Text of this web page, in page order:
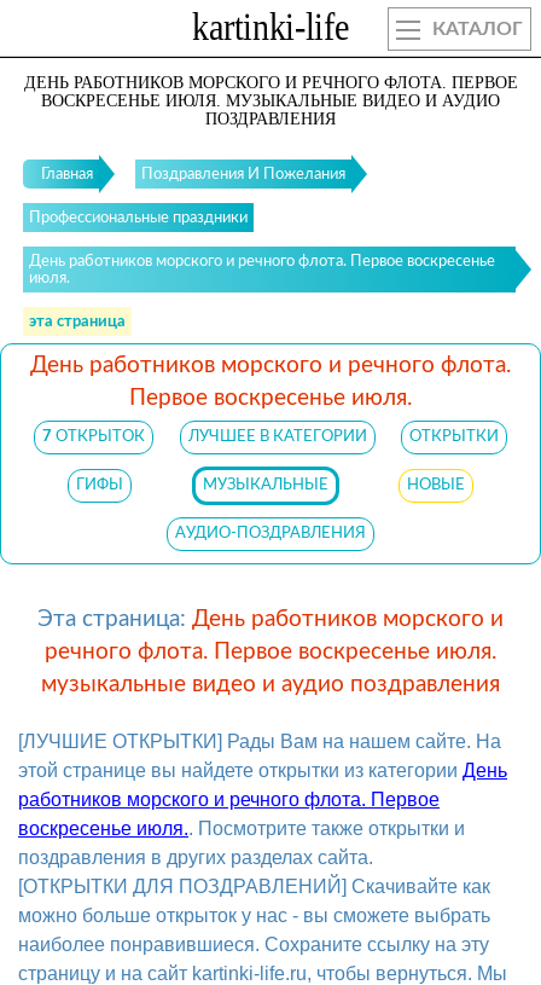
КАТАЛОГ
ДЕНЬ РАБОТНИКОВ МОРСКОГО И РЕЧНОГО ФЛОТА. ПЕРВОЕ
ВОСКРЕСЕНЬЕ ИЮЛЯ. МУЗЫКАЛЬНЫЕ ВИДЕО И АУДИО
ПОЗДРАВЛЕНИЯ
Главная Поздравления И Пожелания
Профессиональные праздники
День работников морского и речного флота. Первое воскресенье
июля.
эта страница
День работников морского и речного флота.
Первое воскресенье июля.
7 ОТКРЫТОК ЛУЧШЕЕ В КАТЕГОРИИ ОТКРЫТКИ
ГИФЫ МУЗЫКАЛЬНЫЕ НОВЫЕ
АУДИО-ПОЗДРАВЛЕНИЯ
Эта страница: День работников морского и
речного флота. Первое воскресенье июля.
музыкальные видео и аудио поздравления
[ЛУЧШИЕ ОТКРЫТКИ] Рады Вам на нашем сайте. На
этой странице вы найдете открытки из категории День
работников морского и речного флота. Первое
воскресенье июля.. Посмотрите также открытки и
поздравления в других разделах сайта.
[ОТКРЫТКИ ДЛЯ ПОЗДРАВЛЕНИЙ] Скачивайте как
можно больше открыток у нас - вы сможете выбрать
наиболее понравившиеся. Сохраните ссылку на эту
страницу и на сайт kartinki-life.ru, чтобы вернуться. Мы